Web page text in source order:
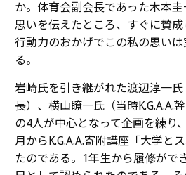
か。体育会副会長であった木本
思いを伝えたところ、すぐに賛
行動力のおかげでこの私の思い
る。
岩崎氏を引き継がれた渡辺淳一
長）、横山瞭一氏（当時K.G.A.A.
の4人が中心となって企画を練り
月から K.G.A.A.寄附講座「大学と
たのである。1年生から履修がで